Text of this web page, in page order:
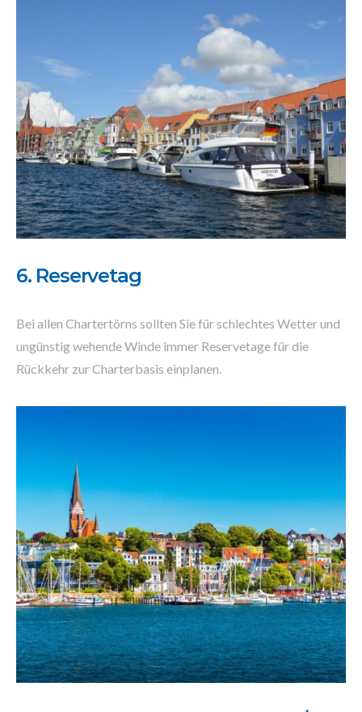
6. Reservetag
Bei allen Chartertörns sollten Sie für schlechtes Wetter und
ungünstig wehende Winde immer Reservetage für die
Rückkehr zur Charterbasis einplanen.